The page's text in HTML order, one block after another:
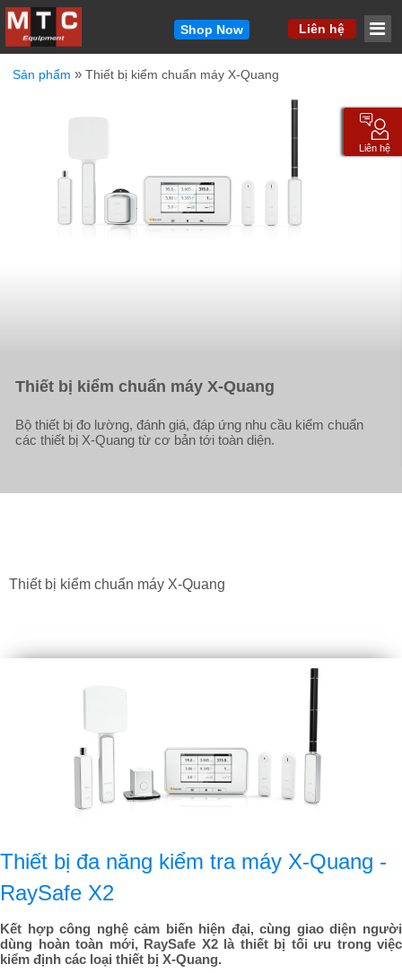
Shop Now Liên hệ
Chúng tôi sẽ liên hệ lại với bạn nhanh chóng.
MM
Sản phẩm » Thiết bị kiểm chuẩn máy X-Quang
Thiết bị kiểm chuẩn máy X-Quang
Bộ thiết bị đo lường, đánh giá, đáp ứng nhu cầu kiểm chuẩn
các thiết bị X-Quang từ cơ bản tới toàn diện.
Thiết bị kiểm chuẩn máy X-Quang
Thiết bị đa năng kiểm tra máy X-Quang -
RaySafe X2
Kết hợp công nghệ cảm biến hiện đại, cùng giao diện người
dùng hoàn toàn mới, RaySafe X2 là thiết bị tối ưu trong việc
kiểm định các loại thiết bị X-Quang.
Liên hệ